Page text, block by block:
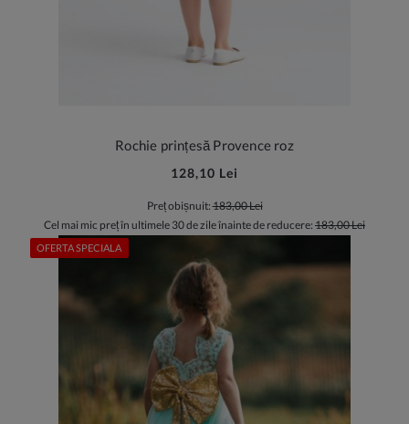
Rochie prințesă Provence roz
128,10 Lei
Preț obișnuit:183,00 Lei
Cel mai mic preț în ultimele 30 de zile înainte de reducere: 183,00 Lei
OFERTA SPECIALA